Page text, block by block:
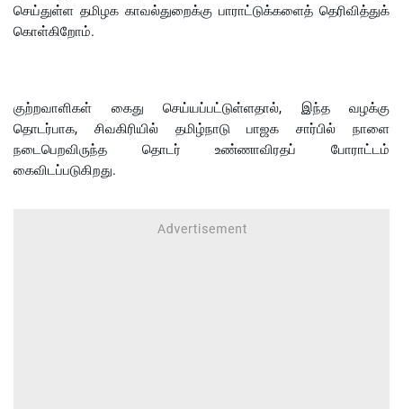
செய்துள்ள தமிழக காவல்துறைக்கு பாராட்டுக்களைத் தெரிவித்துக்
கொள்கிறோம்.
குற்றவாளிகள் கைது செய்யப்பட்டுள்ளதால், இந்த வழக்கு
தொடர்பாக, சிவகிரியில்
தமிழ்நாடு பாஜக சார்பில் நாளை
நடைபெறவிருந்த தொடர் உண்ணாவிரதப் போராட்டம்
கைவிடப்படுகிறது.